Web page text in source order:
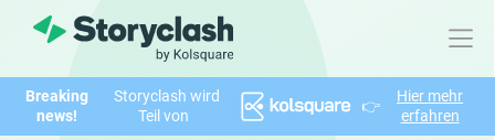
Produkt
Breaking
news!
Storyclash wird
Teil von
👉
Hier mehr
erfahren